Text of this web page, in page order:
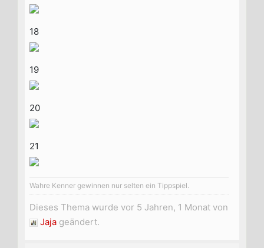
18
19
20
21
Wahre Kenner gewinnen nur selten ein Tippspiel.
Dieses Thema wurde vor 5 Jahren, 1 Monat von
Jaja geändert.